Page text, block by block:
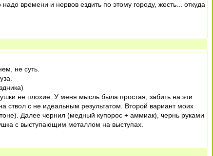
времени и нервов ездить по этому городу, жесть... откуда
не суть.
не плохие. У меня мысль была простая, забить на эти
ствол с не идеальным результатом. Второй вариант моих
Далее чернил (медный купорос + аммиак), чернь руками
с выступающим металлом на выступах.